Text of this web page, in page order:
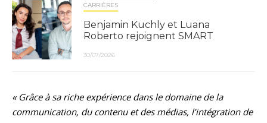
CARRIÈRES
Benjamin Kuchly et Luana
Roberto rejoignent SMART
30/07/2026
« Grâce à sa riche expérience dans le domaine de la
communication, du contenu et des médias, l’intégration de